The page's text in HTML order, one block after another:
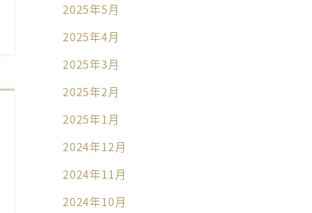
2025年5月
2025年4月
2025年3月
2025年2月
2025年1月
2024年12月
2024年11月
2024年10月